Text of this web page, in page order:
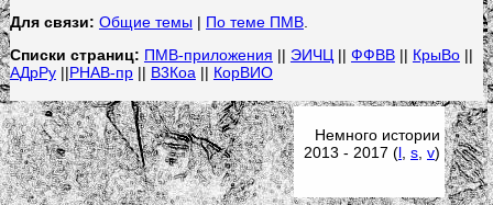
Для связи: Общие темы | По теме ПМВ.
Списки страниц: ПМВ-приложения || ЭИЧЦ || ФФВВ|| КрыВо||
АДрРу||РНАВ-пр|| В3Коа || КорВИО
Немного истории
2013 - 2017 (l ,s ,v)